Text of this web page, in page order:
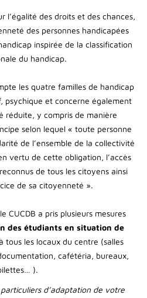
l’égalité des droits et des chances,
des personnes handicapées
inspirée de la classification
du handicap.
les quatre familles de handicap
psychique et concerne également
réduite, y compris de manière
selon lequel « toute personne
de l’ensemble de la collectivité
vertu de cette obligation, l’accès
de tous les citoyens ainsi
de sa citoyenneté ».
CUCDB a pris plusieurs mesures
des étudiants en situation de
tous les locaux du centre (salles
cafétéria, bureaux,
).
d’adaptation de votre